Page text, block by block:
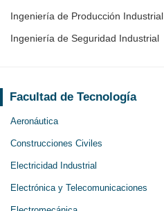
Ingeniería de Producción Industrial
Ingeniería de Seguridad Industrial
Facultad de Tecnología
Aeronáutica
Construcciones Civiles
Electricidad Industrial
Electrónica y Telecomunicaciones